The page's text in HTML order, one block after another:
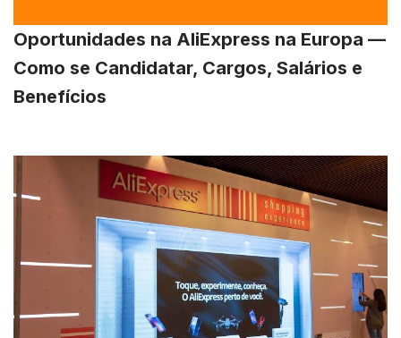
Oportunidades na AliExpress na Europa —
Como se Candidatar, Cargos, Salários e
Benefícios